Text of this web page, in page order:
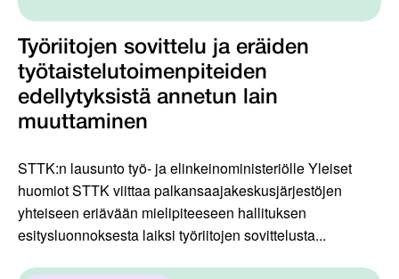
Työriitojen sovittelu ja eräiden
työtaistelutoimenpiteiden
edellytyksistä annetun lain
muuttaminen
STTK:n lausunto työ- ja elinkeinoministeriölle Yleiset
huomiot STTK viittaa palkansaajakeskusjärjestöjen
yhteiseen eriävään mielipiteeseen hallituksen
esitysluonnoksesta laiksi työriitojen sovittelusta...